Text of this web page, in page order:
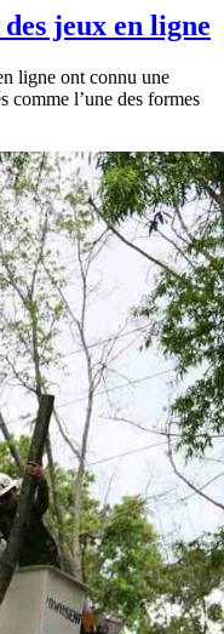
jeux en ligne
ligne ont connu une
comme l’une des formes